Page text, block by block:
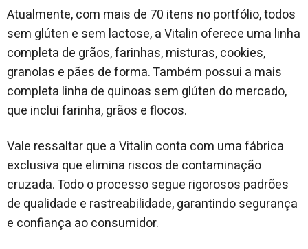
Atualmente, com mais de 70 itens no portfólio, todos
sem glúten e sem lactose, a Vitalin oferece uma linha
completa de grãos, farinhas, misturas, cookies,
granolas e pães de forma. Também possui a mais
completa linha de quinoas sem glúten do mercado,
que inclui farinha, grãos e flocos.
Vale ressaltar que a Vitalin conta com uma fábrica
exclusiva que elimina riscos de contaminação
cruzada. Todo o processo segue rigorosos padrões
de qualidade e rastreabilidade, garantindo segurança
e confiança ao consumidor.